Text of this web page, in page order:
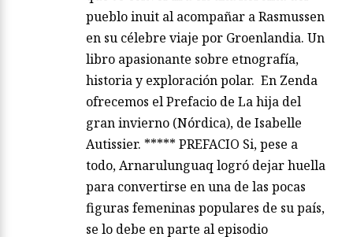
pueblo inuit al acompañar a Rasmussen
en su célebre viaje por Groenlandia. Un
libro apasionante sobre etnografía,
historia y exploración polar. En Zenda
ofrecemos el Prefacio de La hija del
gran invierno (Nórdica), de Isabelle
Autissier. ***** PREFACIO Si, pese a
todo, Arnarulunguaq logró dejar huella
para convertirse en una de las pocas
figuras femeninas populares de su país,
se lo debe en parte al episodio